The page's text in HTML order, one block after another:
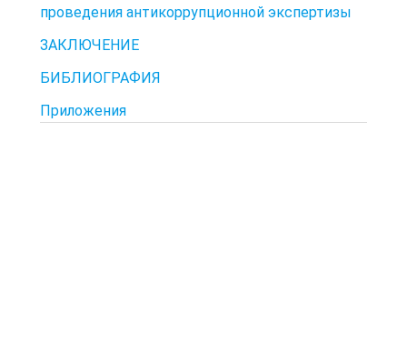
проведения антикоррупционной экспертизы
ЗАКЛЮЧЕНИЕ
БИБЛИОГРАФИЯ
Приложения